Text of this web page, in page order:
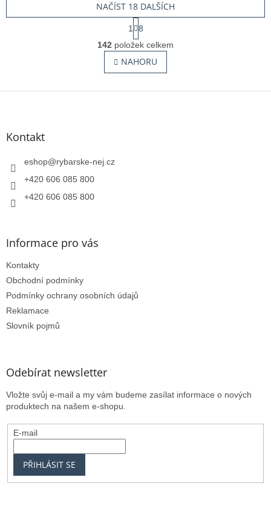
O
v
l
á
NAČÍST 18 DALŠÍCH
S
t
r
á
n
k
v
1
8
142 položek celkem
NAHORU
Z
Kontakt
eshop@rybarske-nej.cz
+420 606 085 800
+420 606 085 800
Informace pro vás
Kontakty
Obchodní podmínky
Podmínky ochrany osobních údajů
Reklamace
Slovník pojmů
Odebírat newsletter
Vložte svůj e-mail a my vám budeme zasílat informace o nových
produktech na našem e-shopu.
E-mail
PŘIHLÁSIT SE